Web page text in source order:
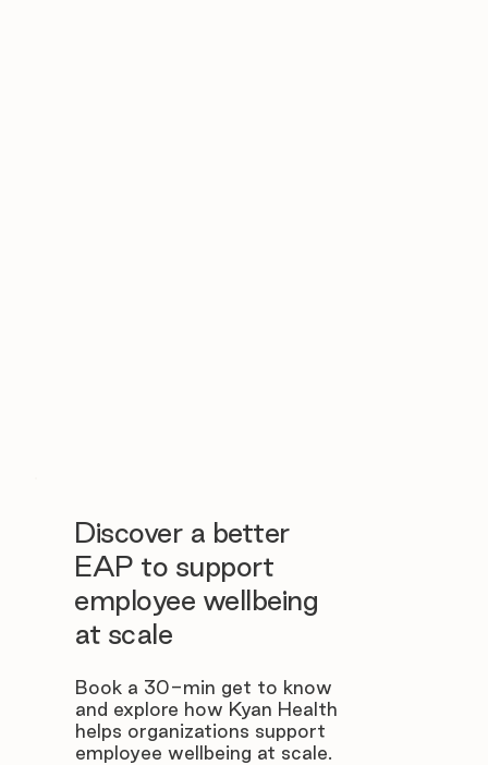
Discover a better
EAP to support
employee wellbeing
at scale
Book a 30-min get to know
and explore how Kyan Health
helps organizations support
employee wellbeing at scale.